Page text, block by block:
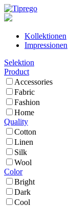
Kollektionen
Impressionen
Selektion
Product
Accessories
Fabric
Fashion
Home
Quality
Cotton
Linen
Silk
Wool
Color
Bright
Dark
Cool